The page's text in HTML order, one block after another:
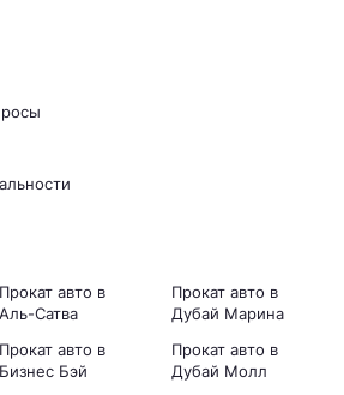
Прокат авто в
Аль-Сатва
Прокат авто в
Бизнес Бэй
Прокат авто в
Дубай Марина
Прокат авто в
Дубай Молл